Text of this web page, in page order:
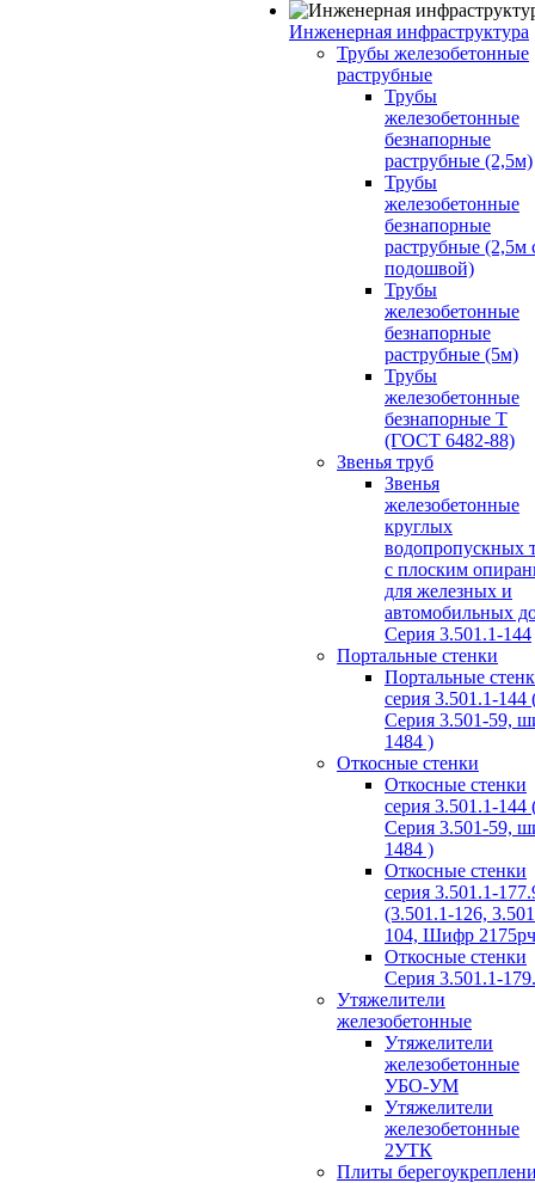
Инженерная инфраструктура
Трубы железобетонные
раструбные
Трубы
железобетонные
безнапорные
раструбные (2,5м)
Трубы
железобетонные
безнапорные
раструбные (2,5м
подошвой)
Трубы
железобетонные
безнапорные
раструбные (5м)
Трубы
железобетонные
безнапорные Т
(ГОСТ 6482-88)
Звенья труб
Звенья
железобетонные
круглых
водопропускных
с плоским
для железных и
автомобильных
Серия 3.501.1-144
Портальные стенки
Портальные
серия 3.501.1-144
Серия 3.501-59,
1484 )
Откосные стенки
Откосные стенки
серия 3.501.1-144
Серия 3.501-59,
1484 )
Откосные стенки
серия 3.501.1-
(3.501.1-126,
104, Шифр
Откосные стенки
Серия 3.501.1-
Утяжелители
железобетонные
Утяжелители
железобетонные
УБО-УМ
Утяжелители
железобетонные
2УТК
Плиты